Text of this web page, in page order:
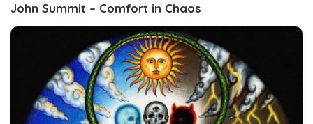
John Summit – Comfort in Chaos